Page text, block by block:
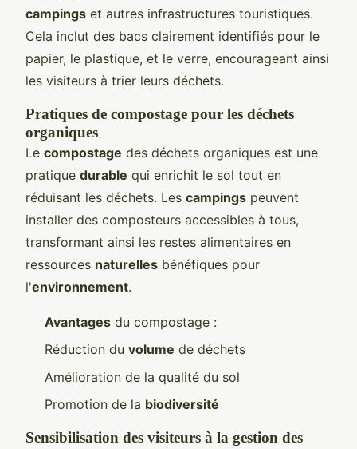
campings et autres infrastructures touristiques.
Cela inclut des bacs clairement identifiés pour le
papier, le plastique, et le verre, encourageant ainsi
les visiteurs à trier leurs déchets.
Pratiques de compostage pour les déchets
organiques
Le compostage des déchets organiques est une
pratique durable qui enrichit le sol tout en
réduisant les déchets. Les campings peuvent
installer des composteurs accessibles à tous,
transformant ainsi les restes alimentaires en
ressources naturelles bénéfiques pour
l'environnement.
Avantages du compostage :
Réduction du volume de déchets
Amélioration de la qualité du sol
Promotion de la biodiversité
Sensibilisation des visiteurs à la gestion des